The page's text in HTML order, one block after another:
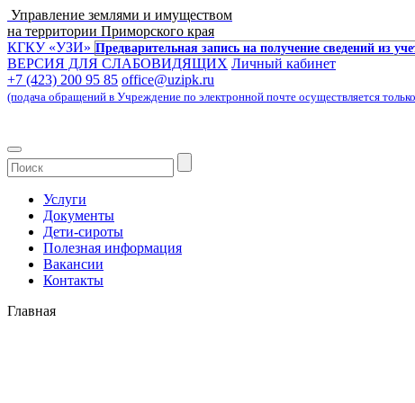
Управление землями и имуществом
на территории Приморского края
КГКУ «УЗИ» Предварительная запись на получение сведений из
ВЕРСИЯ ДЛЯ СЛАБОВИДЯЩИХ Личный кабинет
+7 (423) 200 95 85 office@uzipk.ru
(подача обращений в Учреждение по электронной почте осуществляется
Услуги
Документы
Дети-сироты
Полезная информация
Вакансии
Контакты
Главная